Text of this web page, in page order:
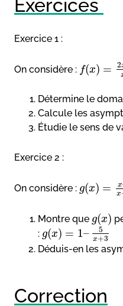
Exercices
Exercice 1 :
On considère : f(x) = 2
Détermine le
Calcule les
Étudie le sens de
Exercice 2 :
On considère : g(x) = x
x
Montre que g(x)
: g(x) = 1– 5
x+3
Déduis-en les
Correction